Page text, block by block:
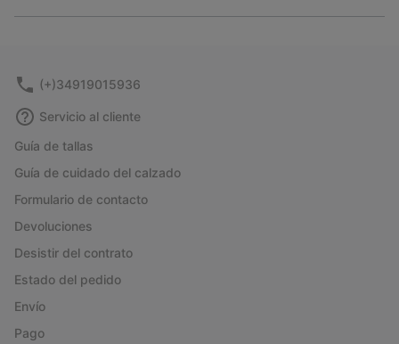
or
(+)34919015936
Servicio al cliente
Guía de tallas
Guía de cuidado del calzado
Formulario de contacto
Devoluciones
Desistir del contrato
Estado del pedido
Envío
Pago